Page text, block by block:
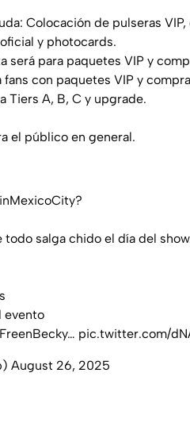
Colocación de pulseras
y photocards.
será para paquetes VIP y
con paquetes VIP y
Tiers A, B, C y upgrade.
el público en general.
?
salga chido el día del
evento
… pic.twitter.com/
August 26, 2025